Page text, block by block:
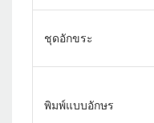
ชุดอักขระ
พิมพ์แบบอักษร